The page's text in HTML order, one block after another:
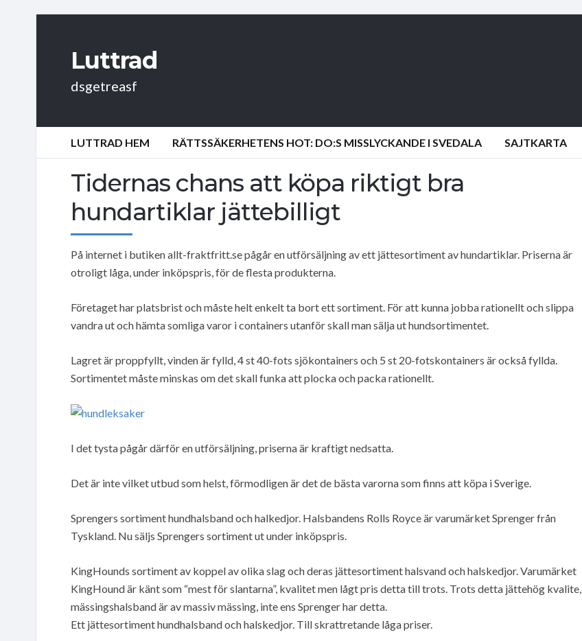
Luttrad
dsgetreasf
LUTTRAD HEM RÄTTSSÄKERHETENS HOT: DO:S MISSLYCKANDE I SVEDALA SAJTKARTA
Tidernas chans att köpa riktigt bra
hundartiklar jättebilligt
På internet i butiken allt-fraktfritt.se pågår en utförsäljning av ett jättesortiment av hundartiklar. Priserna är
otroligt låga, under inköpspris, för de flesta produkterna.
Företaget har platsbrist och måste helt enkelt ta bort ett sortiment. För att kunna jobba rationellt och slippa
vandra ut och hämta somliga varor i containers utanför skall man sälja ut hundsortimentet.
Lagret är proppfyllt, vinden är fylld, 4 st 40-fots sjökontainers och 5 st 20-fotskontainers är också fyllda.
Sortimentet måste minskas om det skall funka att plocka och packa rationellt.
I det tysta pågår därför en utförsäljning, priserna är kraftigt nedsatta.
Det är inte vilket utbud som helst, förmodligen är det de bästa varorna som finns att köpa i Sverige.
Sprengers sortiment hundhalsband och halkedjor. Halsbandens Rolls Royce är varumärket Sprenger från
Tyskland. Nu säljs Sprengers sortiment ut under inköpspris.
KingHounds sortiment av koppel av olika slag och deras jättesortiment halsvand och halskedjor. Varumärket
KingHound är känt som “mest för slantarna”, kvalitet men lågt pris detta till trots. Trots detta jättehög kvalite,
mässingshalsband är av massiv mässing, inte ens Sprenger har detta.
Ett jättesortiment hundhalsband och halskedjor. Till skrattretande låga priser.